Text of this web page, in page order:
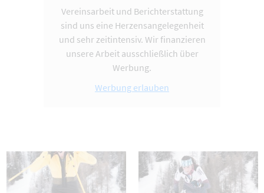
Vereinsarbeit und Berichterstattung
sind uns eine Herzensangelegenheit
und sehr zeitintensiv. Wir finanzieren
unsere Arbeit ausschließlich über
Werbung.
Werbung erlauben